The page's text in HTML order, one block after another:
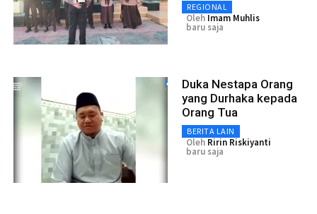
REGIONAL
Oleh Imam Muhlis
baru saja
Duka Nestapa Orang
yang Durhaka kepada
Orang Tua
BERITA LAIN
Oleh Ririn Riskiyanti
baru saja